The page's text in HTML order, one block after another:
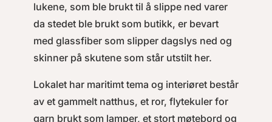
lukene, som ble brukt til å slippe ned varer
da stedet ble brukt som butikk, er bevart
med glassfiber som slipper dagslys ned og
skinner på skutene som står utstilt her.
Lokalet har maritimt tema og interiøret består
av et gammelt natthus, et ror, flytekuler for
garn brukt som lamper, et stort møtebord og